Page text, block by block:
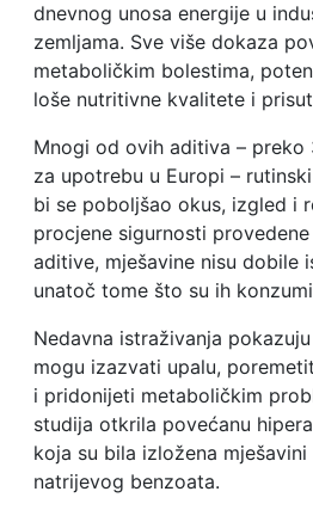
dnevnog unosa energije u
zemljama. Sve više dokaza
metaboličkim bolestima,
loše nutritivne kvalitete i
Mnogi od ovih aditiva – preko
za upotrebu u Europi –
bi se poboljšao okus, izgled i
procjene sigurnosti
aditive, mješavine nisu dobile
unatoč tome što su ih
Nedavna istraživanja
mogu izazvati upalu,
i pridonijeti metaboličkim
studija otkrila povećanu
koja su bila izložena
natrijevog benzoata.